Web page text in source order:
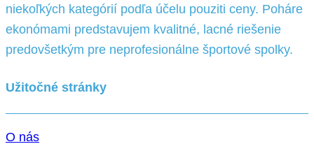
niekoľkých kategórií podľa účelu pouziti ceny. Poháre
ekonómami predstavujem kvalitné, lacné riešenie
predovšetkým pre neprofesionálne športové spolky.
Užitočné stránky
O nás